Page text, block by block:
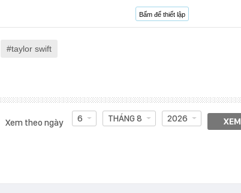
Bấm để thiết lập
taylor swift
Xem theo ngày 6 THÁNG 8 2026 XEM